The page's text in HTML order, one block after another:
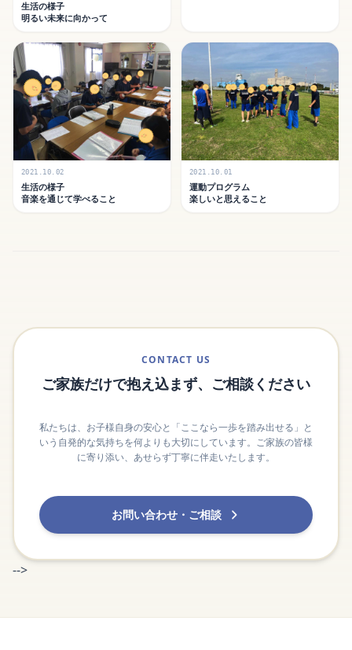
生活の様子
明るい未来に向かって
2021.10.02
生活の様子
音楽を通じて学べること
2021.10.01
運動プログラム
楽しいと思えること
CONTACT US
ご家族だけで抱え込まず、ご相談ください
私たちは、お子様自身の安心と「ここなら一歩を踏み出せる」と
いう自発的な気持ちを何よりも大切にしています。ご家族の皆様
に寄り添い、あせらず丁寧に伴走いたします。
お問い合わせ・ご相談
-->